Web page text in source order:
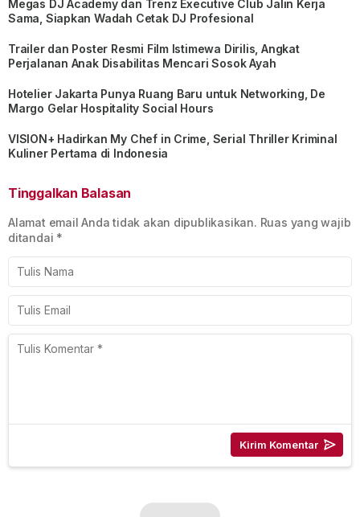
Megas DJ Academy dan Trenz Executive Club Jalin Kerja
Sama, Siapkan Wadah Cetak DJ Profesional
Trailer dan Poster Resmi Film Istimewa Dirilis, Angkat
Perjalanan Anak Disabilitas Mencari Sosok Ayah
Hotelier Jakarta Punya Ruang Baru untuk Networking, De
Margo Gelar Hospitality Social Hours
VISION+ Hadirkan My Chef in Crime, Serial Thriller Kriminal
Kuliner Pertama di Indonesia
Tinggalkan Balasan
Alamat email Anda tidak akan dipublikasikan. Ruas yang wajib
ditandai *